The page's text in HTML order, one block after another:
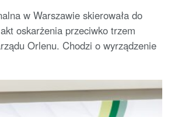
w Warszawie skierowała do
oskarżenia przeciwko trzem
Orlenu. Chodzi o wyrządzenie